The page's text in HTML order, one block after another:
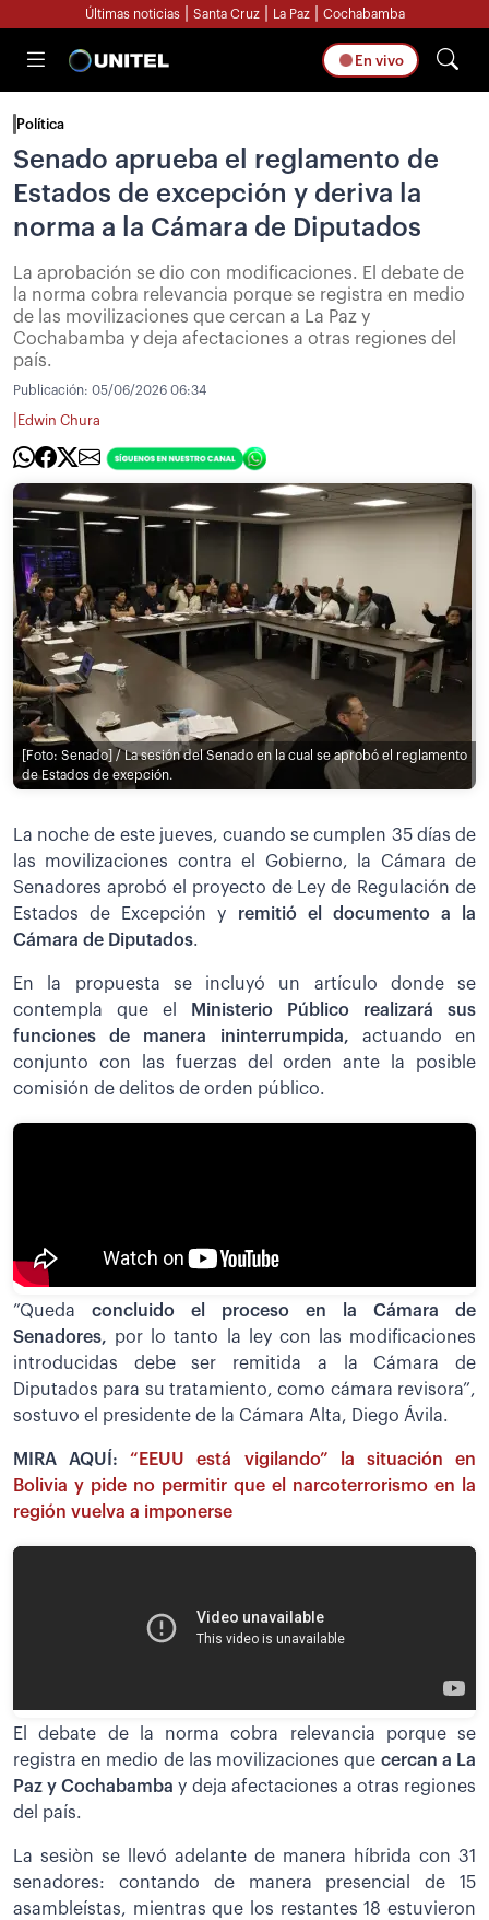
Últimas noticias Santa Cruz La Paz Cochabamba
En vivo
Política
Senado aprueba el reglamento de
Estados de excepción y deriva la
norma a la Cámara de Diputados
La aprobación se dio con modificaciones. El debate de
la norma cobra relevancia porque se registra en medio
de las movilizaciones que cercan a La Paz y
Cochabamba y deja afectaciones a otras regiones del
país.
Publicación: 05/06/2026 06:34
Edwin Chura
[Foto: Senado] / La sesión del Senado en la cual se aprobó el reglamento
de Estados de exepción.
La noche de este jueves, cuando se cumplen 35 días de
las movilizaciones contra el Gobierno, la Cámara de
Senadores aprobó el proyecto de Ley de Regulación de
Estados de Excepción y remitió el documento a la
Cámara de Diputados.
En la propuesta se incluyó un artículo donde se
contempla que el
Ministerio Público realizará sus
funciones de manera ininterrumpida, actuando en
conjunto con las fuerzas del orden ante la posible
comisión de delitos de orden público.
”Queda concluido el proceso en la Cámara de
Senadores, por lo tanto la ley con las modificaciones
introducidas debe ser remitida a la Cámara de
Diputados para su tratamiento, como cámara revisora”,
sostuvo el presidente de la Cámara Alta, Diego Ávila.
MIRA AQUÍ:“EEUU está vigilando” la situación en
Bolivia y pide no permitir que el narcoterrorismo en la
región vuelva a imponerse
El debate de la norma cobra relevancia porque se
registra en medio de las movilizaciones que cercan a La
Paz y Cochabamba y deja afectaciones a otras regiones
del país.
La sesiòn se llevó adelante de manera híbrida con 31
senadores: contando de manera presencial de 15
asambleístas, mientras que los restantes 18 estuvieron